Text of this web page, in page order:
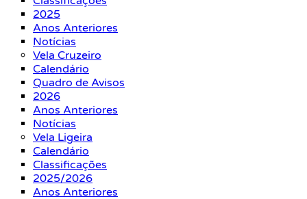
2025
Anos Anteriores
Notícias
Vela Cruzeiro
Calendário
Quadro de Avisos
2026
Anos Anteriores
Notícias
Vela Ligeira
Calendário
Classificações
2025/2026
Anos Anteriores